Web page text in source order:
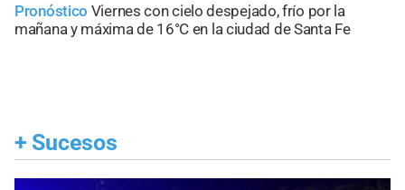
Pronóstico Viernes con cielo despejado, frío por la
mañana y máxima de 16°C en la ciudad de Santa Fe
+ Sucesos